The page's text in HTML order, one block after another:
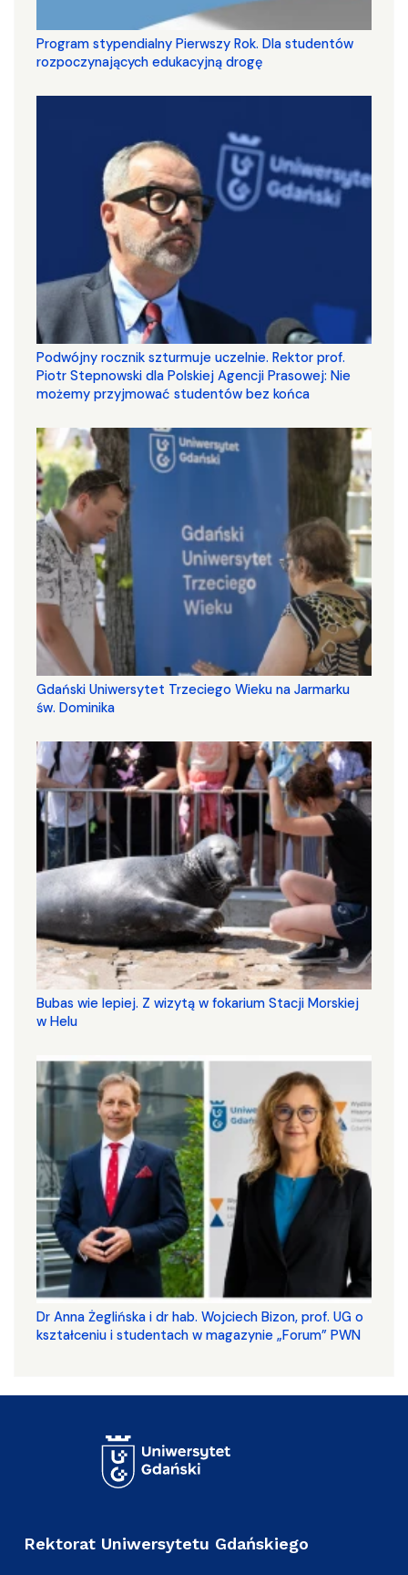
Program stypendialny Pierwszy Rok. Dla studentów
rozpoczynających edukacyjną drogę
Podwójny rocznik szturmuje uczelnie. Rektor prof.
Piotr Stepnowski dla Polskiej Agencji Prasowej: Nie
możemy przyjmować studentów bez końca
Gdański Uniwersytet Trzeciego Wieku na Jarmarku
św. Dominika
Bubas wie lepiej. Z wizytą w fokarium Stacji Morskiej
w Helu
​​​​​​​Dr Anna Żeglińska i dr hab. Wojciech Bizon, prof. UG o
kształceniu i studentach w magazynie „Forum” PWN
Rektorat Uniwersytetu Gdańskiego